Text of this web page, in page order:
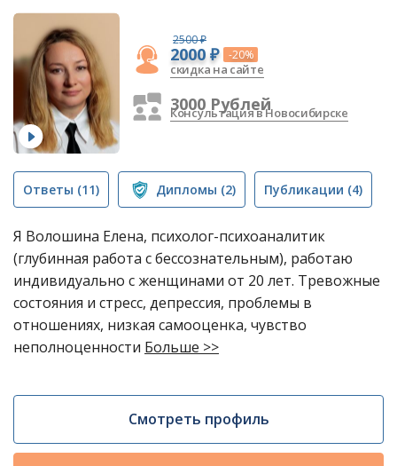
2500 ₽
2000 ₽ -20%
скидка на сайте
3000 Рублей
Консультация в Новосибирске
Ответы (11) Дипломы (2) Публикации (4)
Я Волошина Елена, психолог-психоаналитик
(глубинная работа с бессознательным), работаю
индивидуально с женщинами от 20 лет. Тревожные
состояния и стресс, депрессия, проблемы в
отношениях, низкая самооценка, чувство
неполноценности Больше >>
Смотреть профиль